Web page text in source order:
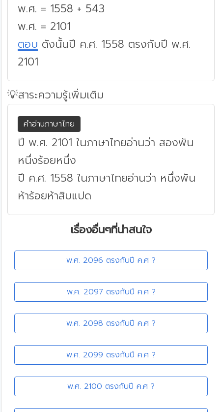
พ.ศ. = 1558 + 543
พ.ศ. = 2101
ตอบ ดังนั้นปี ค.ศ. 1558 ตรงกับปี พ.ศ.
2101
💡สาระความรู้เพิ่มเติม
คำอ่านภาษาไทย
ปี พ.ศ. 2101 ในภาษาไทยอ่านว่า สองพัน
หนึ่งร้อยหนึ่ง
ปี ค.ศ. 1558 ในภาษาไทยอ่านว่า หนึ่งพัน
ห้าร้อยห้าสิบแปด
เรื่องอื่นๆที่น่าสนใจ
พ.ศ. 2096 ตรงกับปี ค.ศ ?
พ.ศ. 2097 ตรงกับปี ค.ศ ?
พ.ศ. 2098 ตรงกับปี ค.ศ ?
พ.ศ. 2099 ตรงกับปี ค.ศ ?
พ.ศ. 2100 ตรงกับปี ค.ศ ?